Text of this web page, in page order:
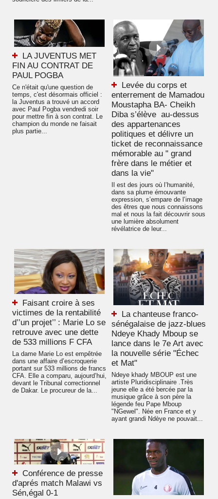
LA JUVENTUS MET
FIN AU CONTRAT DE
PAUL POGBA
Ce n'était qu'une question de
temps, c'est désormais officiel :
la Juventus a trouvé un accord
avec Paul Pogba vendredi soir
pour mettre fin à son contrat. Le
champion du monde ne faisait
plus partie...
Levée du corps et
enterrement de Mamadou
Moustapha BA- Cheikh
Diba s’élève au-dessus
des appartenances
politiques et délivre un
ticket de reconnaissance
mémorable au " grand
frère dans le métier et
dans la vie"
Il est des jours où l’humanité,
dans sa plume émouvante
expression, s’empare de l’image
des êtres que nous connaissons
mal et nous la fait découvrir sous
une lumière absolument
révélatrice de leur...
Faisant croire à ses
victimes de la rentabilité
d’’un projet’’ : Marie Lo se
retrouve avec une dette
de 533 millions F CFA
La dame Marie Lo est empêtrée
dans une affaire d’escroquerie
portant sur 533 millions de francs
CFA. Elle a comparu, aujourd’hui,
devant le Tribunal correctionnel
de Dakar. Le procureur de la...
La chanteuse franco-
sénégalaise de jazz-blues
Ndeye Khady Mboup se
lance dans le 7e Art avec
la nouvelle série "Échec
et Mat"
Ndeye khady MBOUP est une
artiste Pluridisciplinaire .Très
jeune elle a été bercée par la
musique grâce à son père la
légende feu Pape Mboup
"NGewel". Née en France et y
ayant grandi Ndèye ne pouvait...
Conférence de presse
d'aprés match Malawi vs
Sén,égal 0-1